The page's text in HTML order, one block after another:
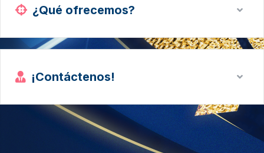
¿Qué ofrecemos?
¡Contáctenos!